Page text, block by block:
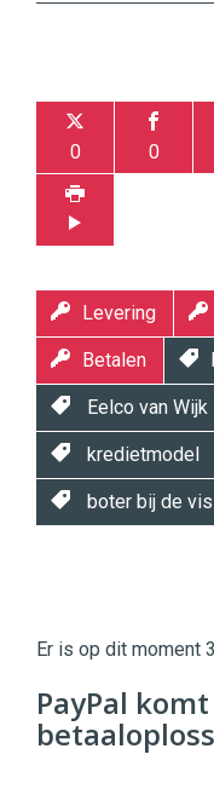
0 0
Levering
Betalen
Eelco van Wijk
kredietmodel
boter bij de vis
|
Digital
Commerce https://
9654
Er is op dit moment
PayPal